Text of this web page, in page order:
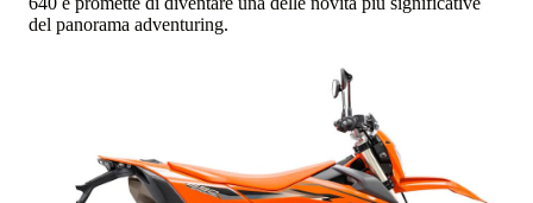
del panorama adventuring.